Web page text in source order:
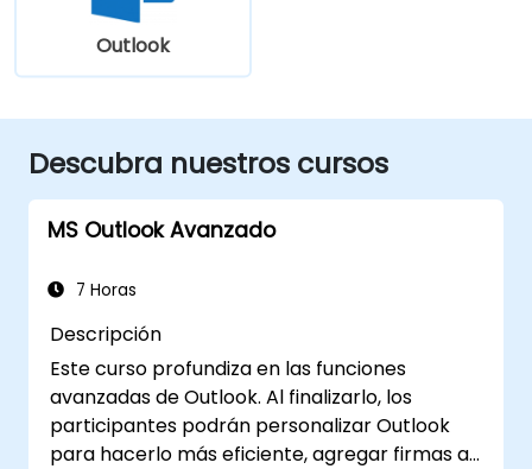
Outlook
Descubra nuestros cursos
MS Outlook Avanzado
7 Horas
Descripción
Este curso profundiza en las funciones
avanzadas de Outlook. Al finalizarlo, los
participantes podrán personalizar Outlook
para hacerlo más eficiente, agregar firmas a